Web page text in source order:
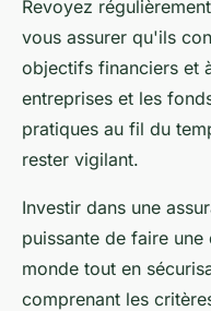
Revoyez
vous assurer qu'ils
objectifs financiers et
entreprises et les
pratiques au fil du
rester vigilant.
Investir dans une
puissante de faire
monde tout en
comprenant les